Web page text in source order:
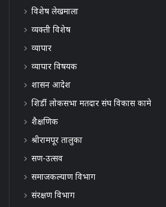
विशेष लेखमाला
व्यक्ती विशेष
व्यापार
व्यापार विषयक
शासन आदेश
शिर्डी लोकसभा मतदार संघ विकास कामे
शैक्षणिक
श्रीरामपूर तालुका
सण-उत्सव
समाजकल्याण विभाग
संरक्षण विभाग